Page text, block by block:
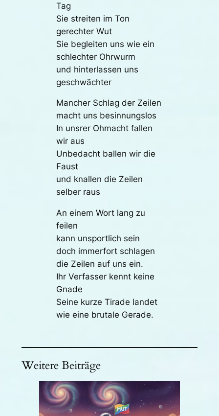
Tag
Sie streiten im Ton
gerechter Wut
Sie begleiten uns wie ein
schlechter Ohrwurm
und hinterlassen uns
geschwächter
Mancher Schlag der Zeilen
macht uns besinnungslos
In unsrer Ohmacht fallen
wir aus
Unbedacht ballen wir die
Faust
und knallen die Zeilen
selber raus
An einem Wort lang zu
feilen
kann unsportlich sein
doch immerfort schlagen
die Zeilen auf uns ein.
Ihr Verfasser kennt keine
Gnade
Seine kurze Tirade landet
wie eine brutale Gerade.
Weitere Beiträge